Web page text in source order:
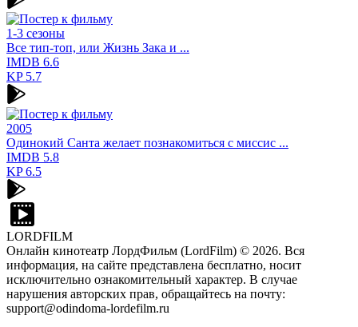
1-3 сезоны
Все тип-топ, или Жизнь Зака и ...
IMDB 6.6
KP5.7
2005
Одинокий Санта желает познакомиться с миссис ...
IMDB 5.8
KP6.5
LORDFILM
Онлайн кинотеатр ЛордФильм (LordFilm) © 2026. Вся
информация, на сайте представлена бесплатно, носит
исключительно ознакомительный характер. В случае
нарушения авторских прав, обращайтесь на почту:
support@odindoma-lordefilm.ru